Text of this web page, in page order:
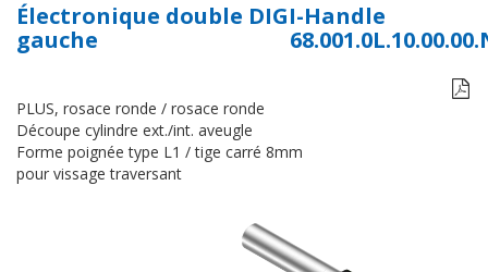
Électronique double DIGI-Handle
gauche

PLUS, rosace ronde / rosace ronde
Découpe cylindre ext./int. aveugle
Forme poignée type L1 / tige carré 8mm
pour vissage traversant